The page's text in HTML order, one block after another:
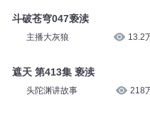
斗破苍穹047亵渎
主播大灰狼 13.2
遮天 第413集 亵渎
头陀渊讲故事 218